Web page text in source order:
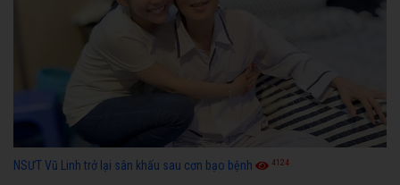
NSƯT Vũ Linh trở lại sân khấu sau cơn bạo bệnh 4124